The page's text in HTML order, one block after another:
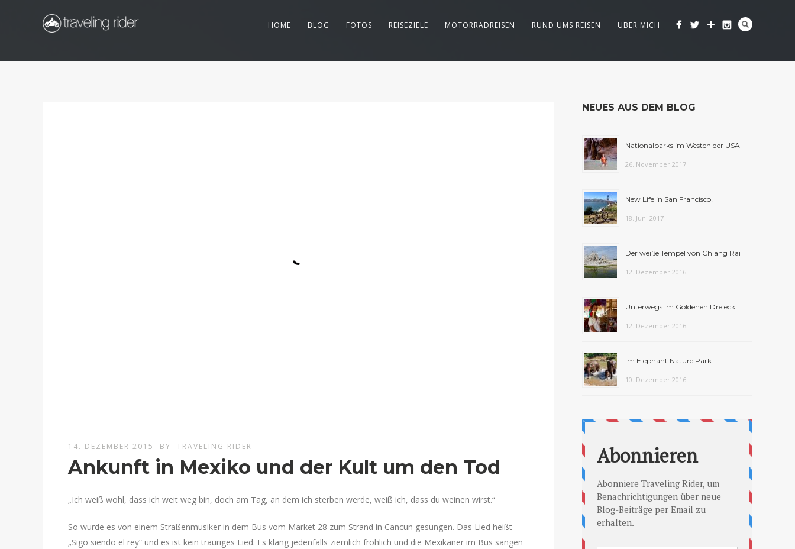
HOME BLOG FOTOS REISEZIELE MOTORRADREISEN RUND UMS REISEN ÜBER MICH
14. DEZEMBER 2015 BY TRAVELING RIDER
Ankunft in Mexiko und der Kult um den Tod
„Ich weiß wohl, dass ich weit weg bin, doch am Tag, an dem ich sterben werde, weiß ich, dass du weinen wirst.“
So wurde es von einem Straßenmusiker in dem Bus vom Market 28 zum Strand in Cancun gesungen. Das Lied heißt
„Sigo siendo el rey“ und es ist kein trauriges Lied. Es klang jedenfalls ziemlich fröhlich und die Mexikaner im Bus sangen
NEUES AUS DEM BLOG
Nationalparks im Westen der USA
26. November 2017
New Life in San Francisco!
18. Juni 2017
Der weiße Tempel von Chiang Rai
12. Dezember 2016
Unterwegs im Goldenen Dreieck
12. Dezember 2016
Im Elephant Nature Park
10. Dezember 2016